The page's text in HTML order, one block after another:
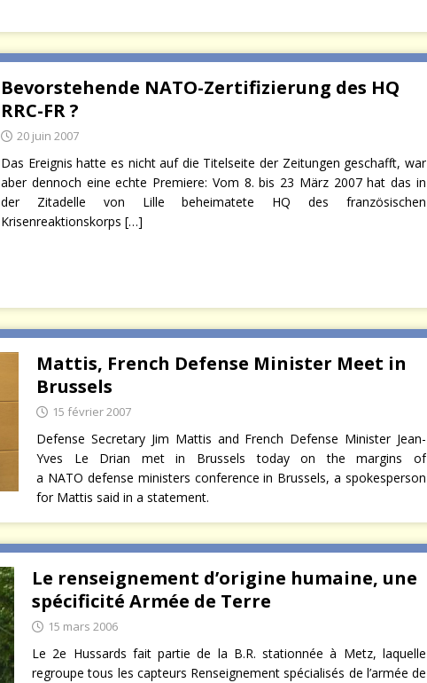
Bevorstehende NATO-Zertifizierung des HQ
RRC-FR ?
20 juin 2007
Das Ereignis hatte es nicht auf die Titelseite der Zeitungen geschafft, war
aber dennoch eine echte Premiere: Vom 8. bis 23 März 2007 hat das in
der Zitadelle von Lille beheimatete HQ des französischen
Krisenreaktionskorps […]
Mattis, French Defense Minister Meet in
Brussels
15 février 2007
Defense Secretary Jim Mattis and French Defense Minister Jean-
Yves Le Drian met in Brussels today on the margins of
a NATO defense ministers conference in Brussels, a spokesperson
for Mattis said in a statement.
Le renseignement d’origine humaine, une
spécificité Armée de Terre
15 mars 2006
Le 2e Hussards fait partie de la B.R. stationnée à Metz, laquelle
regroupe tous les capteurs Renseignement spécialisés de l’armée de